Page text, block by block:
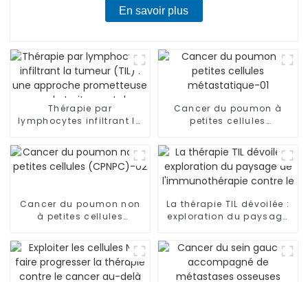
En savoir plus
Thérapie par
lymphocytes infiltrant la
approche prometteuse
pour le traitement du
mélanome
Cancer du poumon à
petites cellules
Cancer du poumon non
à petites cellules
La thérapie TIL dévoilée :
exploration du paysage
contre le cancer